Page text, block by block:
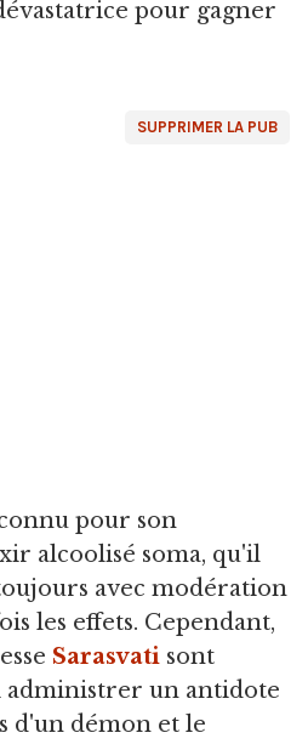
pour gagner
SUPPRIMER LA PUB
pour son
alcoolisé soma, qu'il
avec modération
les effets. Cependant,
Sarasvati sont
un antidote
d'un démon et le